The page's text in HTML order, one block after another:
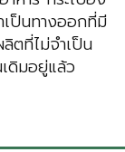
ป็นทางออกที่มี
ตที่ไม่จำเป็น
ดิมอยู่แล้ว